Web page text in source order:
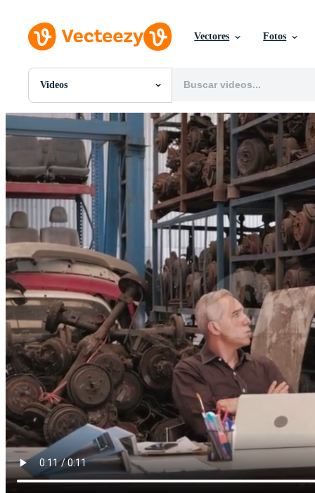
Vectores Fotos
Videos
Todas Imágenes
Fotos
PNGs
SVGs
Plantillas
Vectores
Videos
Gráficos en Movimiento
Imágenes Editoriales
Eventos Editoriales